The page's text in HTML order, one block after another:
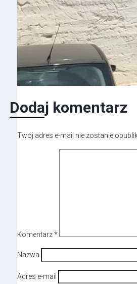
Dodaj komentarz
Twój adres e-mail nie zostanie
Komentarz*
Nazwa
Adres e-mail